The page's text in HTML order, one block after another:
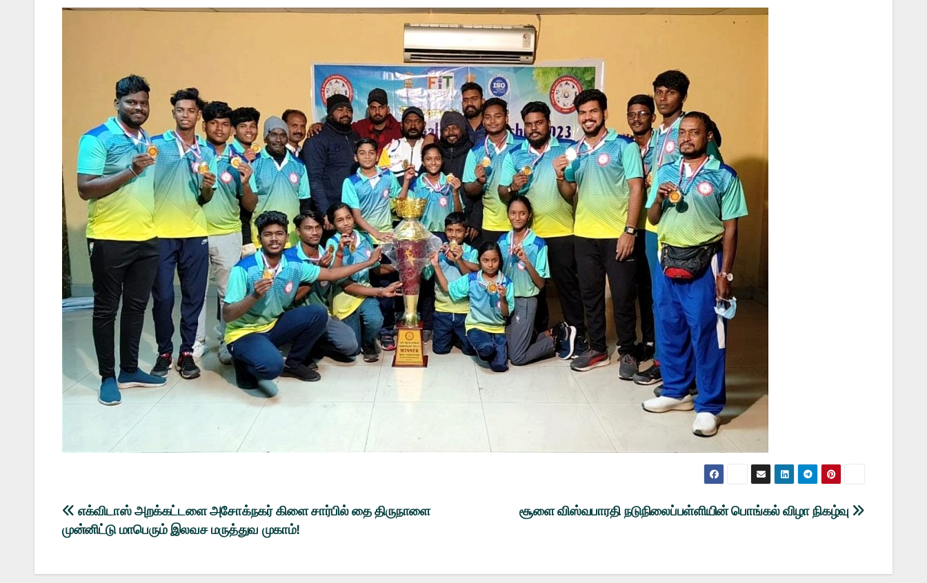
Post
navigation
சூளை விஸ்வபாரதி நடுநிலைப்பள்ளியின் பொங்கல் விழா நிகழ்வு
எக்விடாஸ் அறக்கட்டளை அசோக்நகர் கிளை சார்பில் தை திருநாளை
முன்னிட்டு மாபெரும் இலவச மருத்துவ முகாம்!